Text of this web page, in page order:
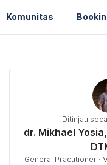
Komunitas
Ditinjau
dr. Mikhael
General Practitioner ·